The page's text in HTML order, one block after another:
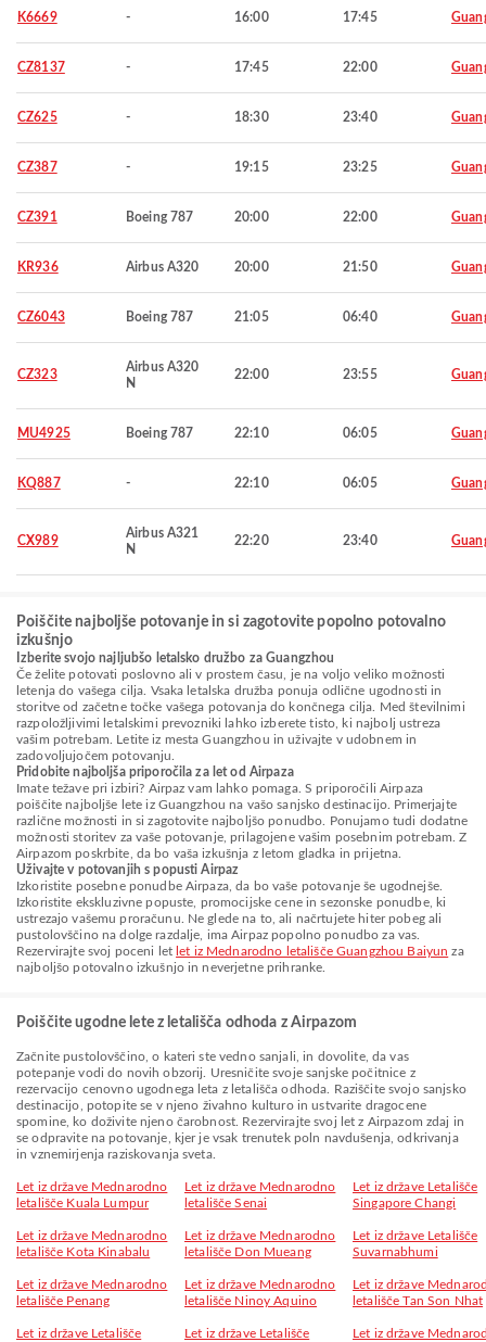
K6669 - 16:00 17:45
CZ8137 - 17:45 22:00
CZ625 - 18:30 23:40
CZ387 - 19:15 23:25
CZ391 Boeing 787 20:00 22:00
KR936 Airbus A320 20:00 21:50
CZ6043 Boeing 787 21:05 06:40
CZ323
Airbus A320
N
22:00 23:55
MU4925 Boeing 787 22:10 06:05
KQ887 - 22:10 06:05
CX989
Airbus A321
N
22:20 23:40
Poiščite najboljše potovanje in si zagotovite popolno potovalno
izkušnjo
Izberite svojo najljubšo letalsko družbo za Guangzhou
Če želite potovati poslovno ali v prostem času, je na voljo veliko možnosti
letenja do vašega cilja. Vsaka letalska družba ponuja odlične ugodnosti in
storitve od začetne točke vašega potovanja do končnega cilja. Med številnimi
razpoložljivimi letalskimi prevozniki lahko izberete tisto, ki najbolj ustreza
vašim potrebam. Letite iz mesta Guangzhou in uživajte v udobnem in
zadovoljujočem potovanju.
Pridobite najboljša priporočila za let od Airpaza
Imate težave pri izbiri? Airpaz vam lahko pomaga. S priporočili Airpaza
poiščite najboljše lete iz Guangzhou na vašo sanjsko destinacijo. Primerjajte
različne možnosti in si zagotovite najboljšo ponudbo. Ponujamo tudi dodatne
možnosti storitev za vaše potovanje, prilagojene vašim posebnim potrebam. Z
Airpazom poskrbite, da bo vaša izkušnja z letom gladka in prijetna.
Uživajte v potovanjih s popusti Airpaz
Izkoristite posebne ponudbe Airpaza, da bo vaše potovanje še ugodnejše.
Izkoristite ekskluzivne popuste, promocijske cene in sezonske ponudbe, ki
ustrezajo vašemu proračunu. Ne glede na to, ali načrtujete hiter pobeg ali
pustolovščino na dolge razdalje, ima Airpaz popolno ponudbo za vas.
Rezervirajte svoj poceni let let iz Mednarodno letališče Guangzhou Baiyun za
najboljšo potovalno izkušnjo in neverjetne prihranke.
Poiščite ugodne lete z letališča odhoda z Airpazom
Začnite pustolovščino, o kateri ste vedno sanjali, in dovolite, da vas
potepanje vodi do novih obzorij. Uresničite svoje sanjske počitnice z
rezervacijo cenovno ugodnega leta z letališča odhoda. Raziščite svojo sanjsko
destinacijo, potopite se v njeno živahno kulturo in ustvarite dragocene
spomine, ko doživite njeno čarobnost. Rezervirajte svoj let z Airpazom zdaj in
se odpravite na potovanje, kjer je vsak trenutek poln navdušenja, odkrivanja
in vznemirjenja raziskovanja sveta.
Let iz države Mednarodno
letališče Kuala Lumpur
Let iz države Mednarodno
letališče Senai
Let iz države Letališče
Singapore Changi
Let iz države Mednarodno
letališče Kota Kinabalu
Let iz države Mednarodno
letališče Don Mueang
Let iz države Letališče
Suvarnabhumi
Let iz države Mednarodno
letališče Penang
Let iz države Mednarodno
letališče Ninoy Aquino
Let iz države
letališče Tan Son Nhat
Let iz države Letališče
Let iz države Letališče
Let iz države